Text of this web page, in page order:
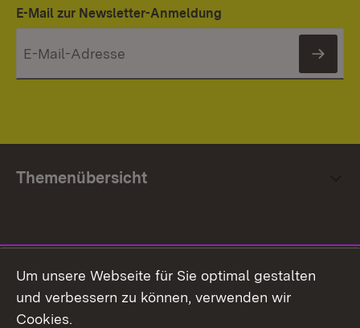
E-Mail zur Newsletter-Anmeldung
Themenübersicht
Facebook
Um unsere Webseite für Sie optimal gestalten
und verbessern zu können, verwenden wir
Cookies.